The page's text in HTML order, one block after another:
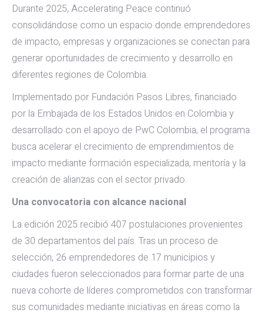
Durante 2025, Accelerating Peace continuó
consolidándose como un espacio donde emprendedores
de impacto, empresas y organizaciones se conectan para
generar oportunidades de crecimiento y desarrollo en
diferentes regiones de Colombia.
Implementado por Fundación Pasos Libres, financiado
por la Embajada de los Estados Unidos en Colombia y
desarrollado con el apoyo de PwC Colombia, el programa
busca acelerar el crecimiento de emprendimientos de
impacto mediante formación especializada, mentoría y la
creación de alianzas con el sector privado.
Una convocatoria con alcance nacional
La edición 2025 recibió 407 postulaciones provenientes
de 30 departamentos del país. Tras un proceso de
selección, 26 emprendedores de 17 municipios y
ciudades fueron seleccionados para formar parte de una
nueva cohorte de líderes comprometidos con transformar
sus comunidades mediante iniciativas en áreas como la